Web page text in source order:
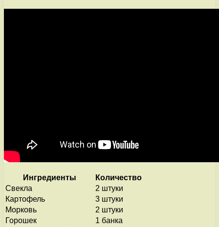
Ингредиенты
Количество
Свекла
2 штуки
Картофель
3 штуки
Морковь
2 штуки
Горошек
1 банка